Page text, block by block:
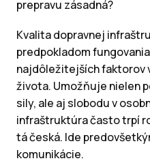
prepravu zásadná?
Kvalita dopravnej
predpokladom
najdôležitejších faktorov
života. Umožňuje nielen
sily, ale aj slobodu v
infraštruktúra často trpí
tá česká. Ide
komunikácie.